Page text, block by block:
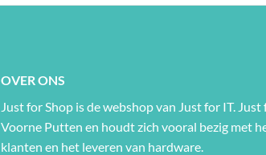
OVER ONS
Just for Shop is de webshop van Just for IT.
Voorne Putten en houdt zich vooral bezig met
klanten en het leveren van hardware.